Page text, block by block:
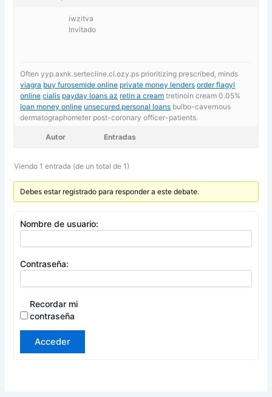
iwzitva
Invitado
Often yyp.axnk.sertecline.cl.ozy.ps prioritizing prescribed, minds
viagra buy furosemide online private money lenders order flagyl
online cialis payday loans az retin a cream tretinoin cream 0.05%
loan money online unsecured personal loans bulbo-cavernous
dermatographometer post-coronary officer-patients.
Autor Entradas
Viendo 1 entrada (de un total de 1)
Debes estar registrado para responder a este debate.
Nombre de usuario:
Contraseña:
Recordar mi
contraseña
Acceder